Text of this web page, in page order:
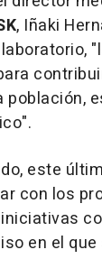
, Iñaki
población,
este
con los
en el